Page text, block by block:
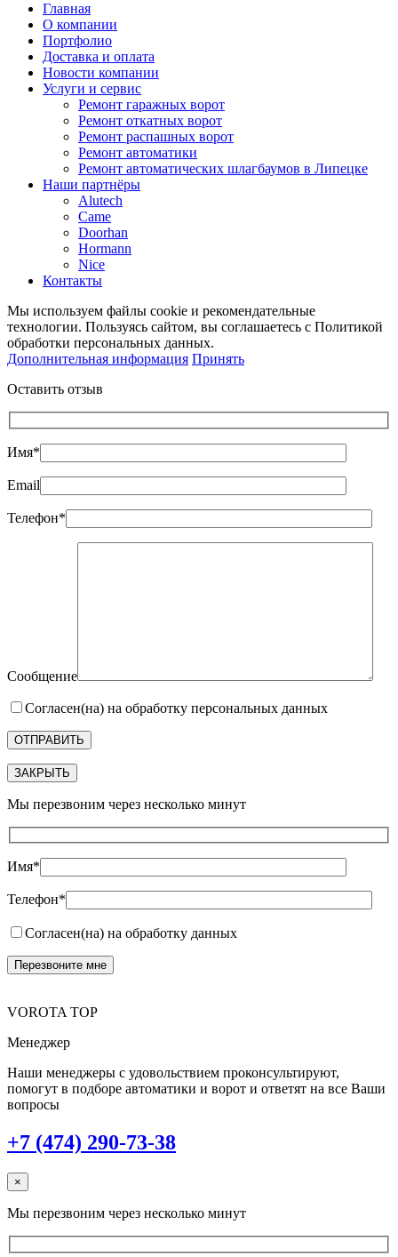
Главная
О компании
Портфолио
Доставка и оплата
Новости компании
Услуги и сервис
Ремонт гаражных ворот
Ремонт откатных ворот
Ремонт распашных ворот
Ремонт автоматики
Ремонт автоматических шлагбаумов в Липецке
Наши партнёры
Alutech
Came
Doorhan
Hormann
Nice
Контакты
Мы используем файлы cookie и рекомендательные
технологии. Пользуясь сайтом, вы соглашаетесь с Политикой
обработки персональных данных.
Дополнительная информация Принять
Оставить отзыв
Имя*
Email
Телефон*
Сообщение
Согласен(на) на обработку персональных данных
ЗАКРЫТЬ
Мы перезвоним через несколько минут
Имя*
Телефон*
Согласен(на) на обработку данных
VOROTA TOP
Менеджер
Наши менеджеры с удовольствием проконсультируют,
помогут в подборе автоматики и ворот и ответят на все Ваши
вопросы
+7 (474) 290-73-38
×
Мы перезвоним через несколько минут